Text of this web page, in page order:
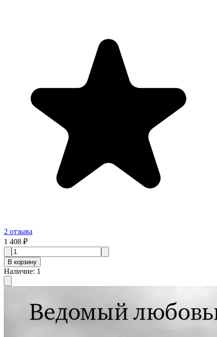
2 отзыва
1 408 ₽
В корзину
Наличие: 1